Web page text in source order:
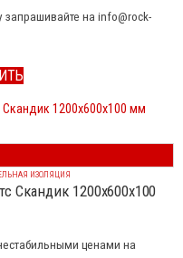
запрашивайте на info@rock-
ИЗОЛЯЦИЯ
Скандик 1200x600x100
ценами на